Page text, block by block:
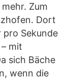
Zum
Dort
pro Sekunde
mit
sich Bäche
wenn die